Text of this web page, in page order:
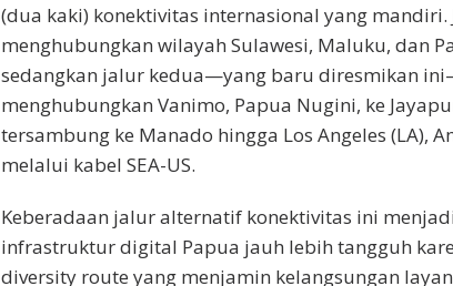
(dua kaki) konektivitas internasional yang mandiri.
menghubungkan wilayah Sulawesi, Maluku, dan
sedangkan jalur kedua—yang baru diresmikan
menghubungkan Vanimo, Papua Nugini, ke
tersambung ke Manado hingga Los Angeles (LA),
melalui kabel SEA-US.
Keberadaan jalur alternatif konektivitas ini
infrastruktur digital Papua jauh lebih tangguh
diversity route yang menjamin kelangsungan